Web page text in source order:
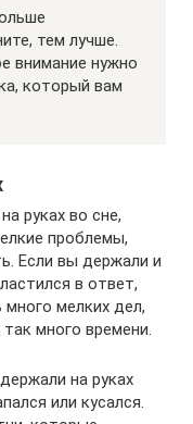
тем лучше.
внимание нужно
который вам
руках во сне,
проблемы,
Если вы держали и
в ответ,
много мелких дел,
много времени.
на руках
или кусался.